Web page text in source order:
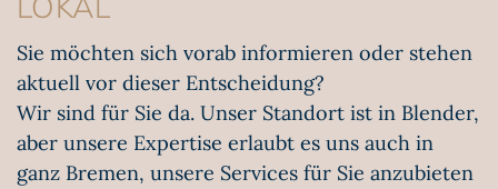
LOKAL
Sie möchten sich vorab informieren oder stehen
aktuell vor dieser Entscheidung?
Wir sind für Sie da. Unser Standort ist in Blender,
aber unsere Expertise erlaubt es uns auch in
ganz Bremen, unsere Services für Sie anzubieten